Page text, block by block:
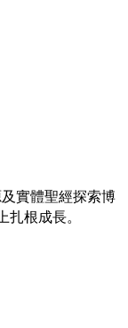
實體聖經探索博
根成長。